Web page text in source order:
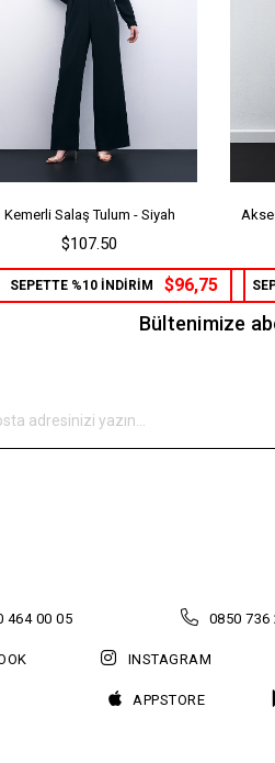
Kemerli Salaş Tulum - Siyah
$107.50
SEPETTE %10 İNDİRİM $96,75
Bültenimize
464 00 05 0850 736
INSTAGRAM
APPSTORE